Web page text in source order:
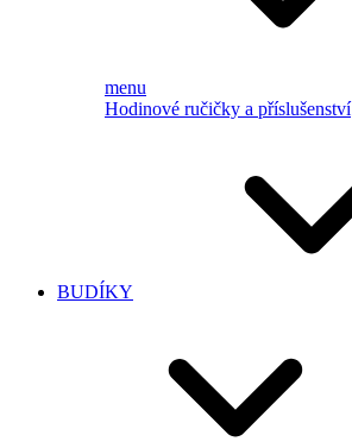
menu
Hodinové ručičky a příslušenství
BUDÍKY